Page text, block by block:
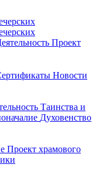
Проект
Новости
Таинства и
Духовенство
Проект храмового